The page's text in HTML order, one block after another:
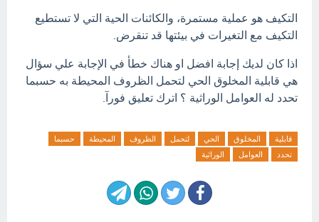
التكيف هو عملية مستمرة، والكائنات الحية التي لا تستطيع
التكيف مع التغيرات في بيئتها قد تنقرض.
اذا كان لديك إجابة افضل او هناك خطأ في الإجابة علي سؤال
هي قابلية المخلوق الحي لتحمل الظروف المحيطة به حسبما
تحدد له العوامل الوراثية ؟ اترك تعليق فورآ.
قابلية المخلوق الحي لتحمل الظروف المحيطة
حسبما
تحدد
العوامل الوراثية